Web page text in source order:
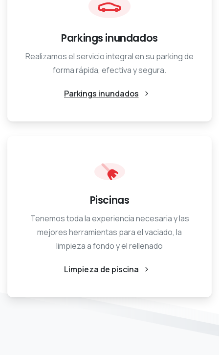
Parkings inundados
Realizamos el servicio integral en su parking de
forma rápida, efectiva y segura.
Parkings inundados
Piscinas
Tenemos toda la experiencia necesaria y las
mejores herramientas para el vaciado, la
limpieza a fondo y el rellenado
Limpieza de piscina